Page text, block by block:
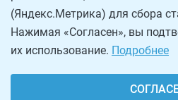
(Яндекс.Метрика) для сбора
Нажимая «Согласен», вы
их использование. Подробнее